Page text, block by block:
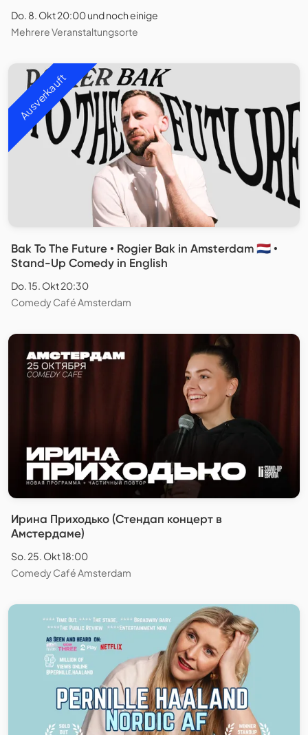
Do. 8. Okt 20:00 und noch einige
Mehrere Veranstaltungsorte
Ausverkauft
Bak To The Future • Rogier Bak in Amsterdam 🇳🇱 •
Stand-Up Comedy in English
Do. 15. Okt 20:30
Comedy Café Amsterdam
Ирина Приходько (Стендап концерт в
Амстердаме)
So. 25. Okt 18:00
Comedy Café Amsterdam